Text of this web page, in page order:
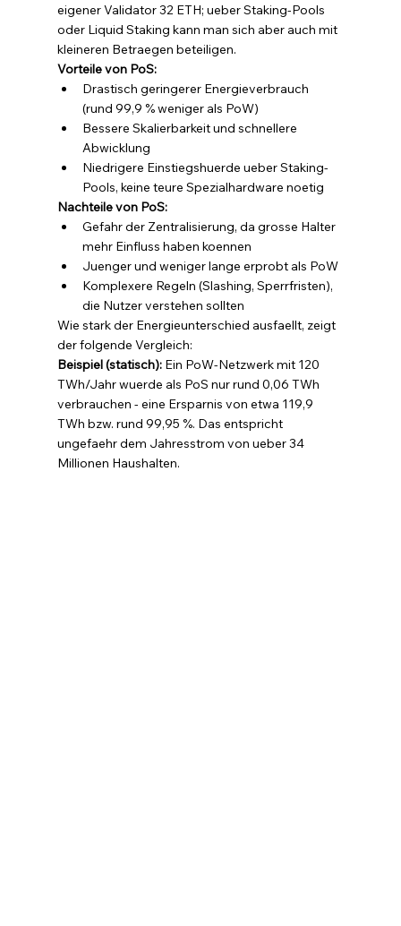
eigener Validator 32 ETH; ueber Staking-Pools
oder Liquid Staking kann man sich aber auch mit
kleineren Betraegen beteiligen.
Vorteile von PoS:
Drastisch geringerer Energieverbrauch
(rund 99,9 % weniger als PoW)
Bessere Skalierbarkeit und schnellere
Abwicklung
Niedrigere Einstiegshuerde ueber Staking-
Pools, keine teure Spezialhardware noetig
Nachteile von PoS:
Gefahr der Zentralisierung, da grosse Halter
mehr Einfluss haben koennen
Juenger und weniger lange erprobt als PoW
Komplexere Regeln (Slashing, Sperrfristen),
die Nutzer verstehen sollten
Wie stark der Energieunterschied ausfaellt, zeigt
der folgende Vergleich:
Beispiel (statisch): Ein PoW-Netzwerk mit 120
TWh/Jahr wuerde als PoS nur rund 0,06 TWh
verbrauchen - eine Ersparnis von etwa 119,9
TWh bzw. rund 99,95 %. Das entspricht
ungefaehr dem Jahresstrom von ueber 34
Millionen Haushalten.